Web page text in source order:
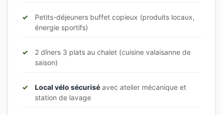
Petits-déjeuners buffet copieux (produits locaux,
énergie sportifs)
2 dîners 3 plats au chalet (cuisine valaisanne de
saison)
Local vélo sécurisé avec atelier mécanique et
station de lavage